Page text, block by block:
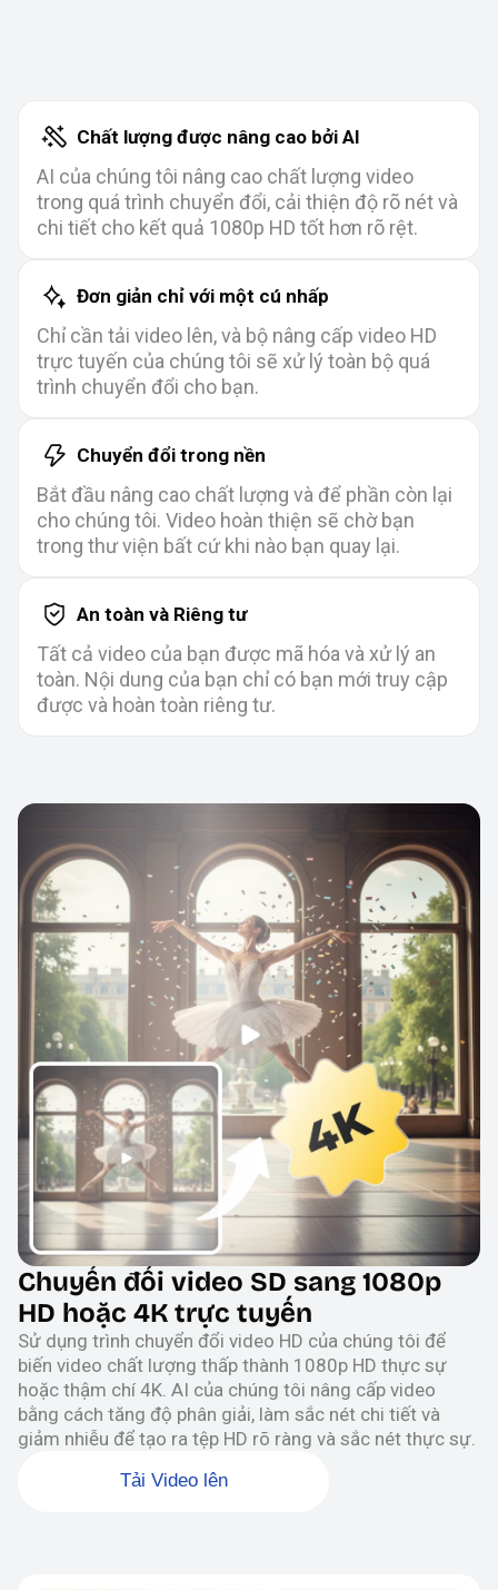
Chất lượng được nâng cao bởi AI
AI của chúng tôi nâng cao chất lượng video
trong quá trình chuyển đổi, cải thiện độ rõ nét và
chi tiết cho kết quả 1080p HD tốt hơn rõ rệt.
Đơn giản chỉ với một cú nhấp
Chỉ cần tải video lên, và bộ nâng cấp video HD
trực tuyến của chúng tôi sẽ xử lý toàn bộ quá
trình chuyển đổi cho bạn.
Chuyển đổi trong nền
Bắt đầu nâng cao chất lượng và để phần còn lại
cho chúng tôi. Video hoàn thiện sẽ chờ bạn
trong thư viện bất cứ khi nào bạn quay lại.
An toàn và Riêng tư
Tất cả video của bạn được mã hóa và xử lý an
toàn. Nội dung của bạn chỉ có bạn mới truy cập
được và hoàn toàn riêng tư.
Chuyển đổi video SD sang 1080p
HD hoặc 4K trực tuyến
Sử dụng trình chuyển đổi video HD của chúng tôi để
biến video chất lượng thấp thành 1080p HD thực sự
hoặc thậm chí 4K. AI của chúng tôi nâng cấp video
bằng cách tăng độ phân giải, làm sắc nét chi tiết và
giảm nhiễu để tạo ra tệp HD rõ ràng và sắc nét thực sự.
Tải Video lên